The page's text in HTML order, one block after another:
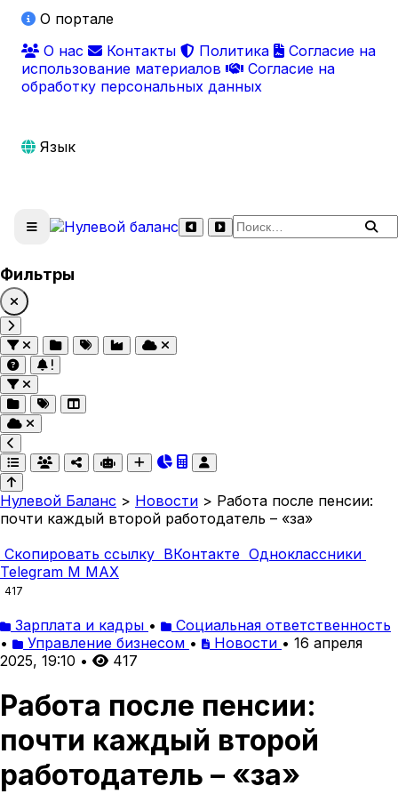
О портале
О нас
Контакты Политика
Согласие на
использование материалов
Согласие на
обработку персональных данных
Язык
Поиск по сайту
Фильтры
Нулевой Баланс > Новости > Работа после пенсии:
почти каждый второй работодатель – «за»
Скопировать ссылку ВКонтакте Одноклассники
Telegram M MAX
417
Зарплата и кадры •
Социальная ответственность
•
Управление бизнесом • Новости • 16 апреля
2025, 19:10 • 417
Работа после пенсии:
почти каждый второй
работодатель – «за»